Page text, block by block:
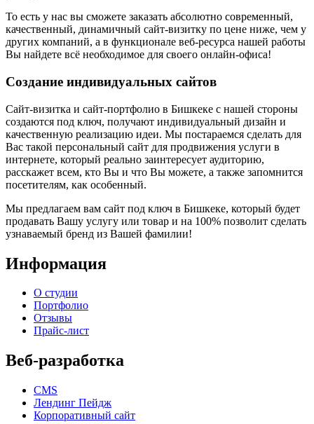
То есть у нас вы сможете заказать абсолютно современный,
качественный, динамичный сайт-визитку по цене ниже, чем у
других компаний, а в функционале веб-ресурса нашей работы
Вы найдете всё необходимое для своего онлайн-офиса!
Создание индивидуальных сайтов
Сайт-визитка и сайт-портфолио в Бишкеке с нашей стороны
создаются под ключ, получают индивидуальный дизайн и
качественную реализацию идеи. Мы постараемся сделать для
Вас такой персональный сайт для продвижения услуги в
интернете, который реально заинтересует аудиторию,
расскажет всем, кто Вы и что Вы можете, а также запомнится
посетителям, как особенный.
Мы предлагаем вам сайт под ключ в Бишкеке, который будет
продавать Вашу услугу или товар и на 100% позволит сделать
узнаваемый бренд из Вашей фамилии!
Информация
О студии
Портфолио
Отзывы
Прайс-лист
Веб-разработка
CMS
Лендинг Пейдж
Корпоративный сайт